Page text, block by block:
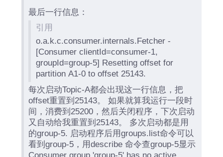
最后一行信息：
引用
o.a.k.c.consumer.internals.Fetcher -
[Consumer clientId=consumer-1,
groupId=group-5] Resetting offset for
partition A1-0 to offset 25143.
每次启动Topic-A都会出现这一行信息，把
offset重置到25143。 如果就算我运行一段时
间，消费到25200，然后关闭程序，下次启动
又自动给我重置到25143。 多次启动都是用
的group-5. 启动程序后用groups.list命令可以
看到group-5，用describe 命令查group-5显示
Consumer group 'group-5' has no active